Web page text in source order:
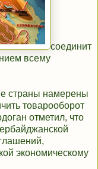
соединит
всему
страны намерены
товарооборот
отметил, что
экономическому